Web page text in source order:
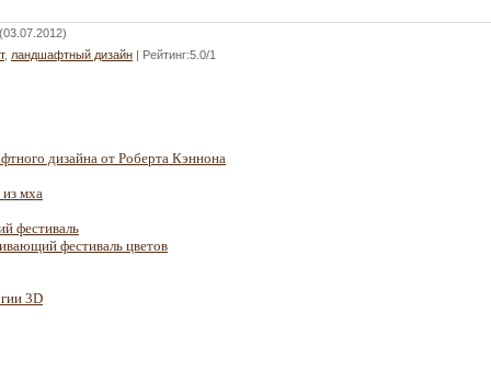
(03.07.2012)
, ландшафтный дизайн | Рейтинг:5.0/1
дизайна от Роберта Кэннона
мха
фестиваль
фестиваль цветов
3D